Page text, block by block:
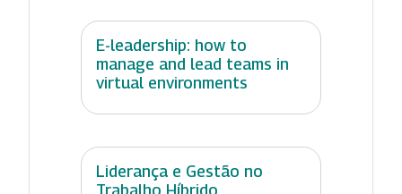
E-leadership: how to
manage and lead teams in
virtual environments
Liderança e Gestão no
Trabalho Híbrido